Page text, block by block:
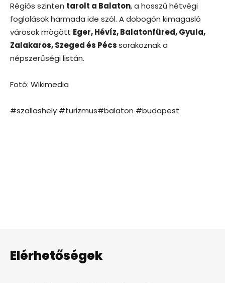
Régiós szinten tarolt a Balaton, a hosszú hétvégi
foglalások harmada ide szól. A dobogón kimagasló
városok mögött Eger, Hévíz, Balatonfüred, Gyula,
Zalakaros, Szeged és Pécssorakoznak a
népszerűségi listán.
Fotó: Wikimedia
#szallashely #turizmus#balaton #budapest
Elérhetőségek